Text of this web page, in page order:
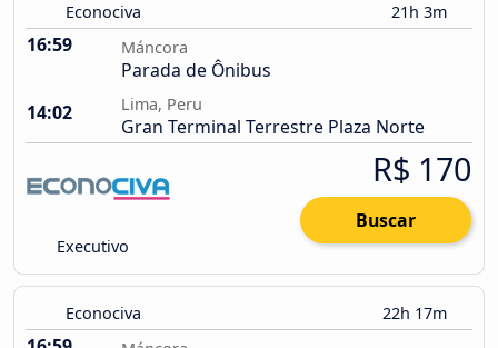
Econociva 21h 3m
16:59 Máncora
Parada de Ônibus
14:02
Lima, Peru
Gran Terminal Terrestre Plaza Norte
Executivo
R$ 170
Buscar
Econociva 22h 17m